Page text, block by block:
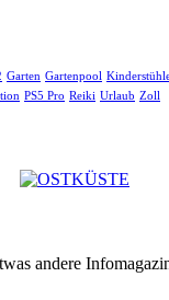
Garten Gartenpool
PS5 Pro Reiki Urlaub Zoll
andere